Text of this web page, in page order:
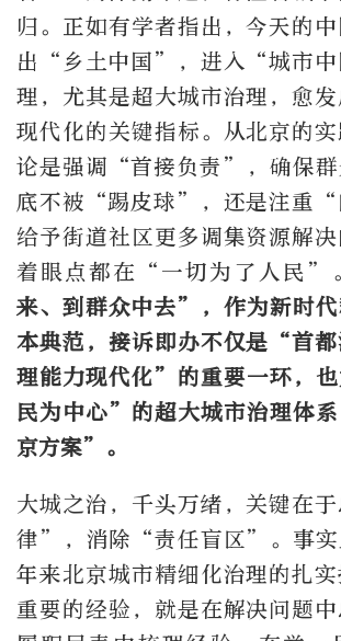
归。正如有学者指出，今天的
出“乡土中国”，进入“城市
理，尤其是超大城市治理，愈
现代化的关键指标。从北京的
论是强调“首接负责”，确保群
底不被“踢皮球”，还是注重“
给予街道社区更多调集资源解决
着眼点都在“一切为了人民”
来、到群众中去”，作为新时
本典范，接诉即办不仅是“首
理能力现代化”的重要一环，
民为中心”的超大城市治理体
京方案”。
大城之治，千头万绪，关键在
律”，消除“责任盲区”。事实
年来北京城市精细化治理的扎
重要的经验，就是在解决问题